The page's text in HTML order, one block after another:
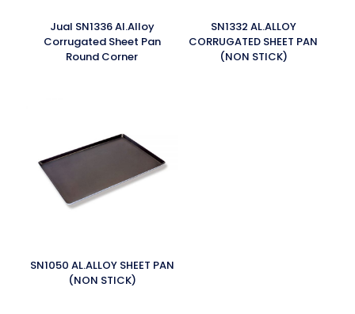
Jual SN1336 Al.Alloy
Corrugated Sheet Pan
Round Corner
SN1332 AL.ALLOY
CORRUGATED SHEET PAN
(NON STICK)
SN1050 AL.ALLOY SHEET PAN
(NON STICK)